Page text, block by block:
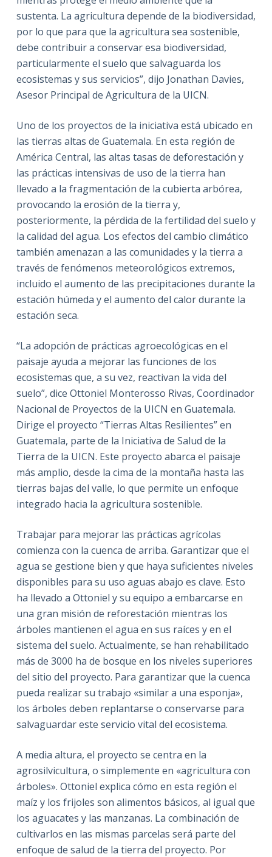
sustenta. La agricultura depende de la biodiversidad,
por lo que para que la agricultura sea sostenible,
debe contribuir a conservar esa biodiversidad,
particularmente el suelo que salvaguarda los
ecosistemas y sus servicios”, dijo Jonathan Davies,
Asesor Principal de Agricultura de la UICN.
Uno de los proyectos de la iniciativa está ubicado en
las tierras altas de Guatemala. En esta región de
América Central, las altas tasas de deforestación y
las prácticas intensivas de uso de la tierra han
llevado a la fragmentación de la cubierta arbórea,
provocando la erosión de la tierra y,
posteriormente, la pérdida de la fertilidad del suelo y
la calidad del agua. Los efectos del cambio climático
también amenazan a las comunidades y la tierra a
través de fenómenos meteorológicos extremos,
incluido el aumento de las precipitaciones durante la
estación húmeda y el aumento del calor durante la
estación seca.
“La adopción de prácticas agroecológicas en el
paisaje ayuda a mejorar las funciones de los
ecosistemas que, a su vez, reactivan la vida del
suelo”, dice Ottoniel Monterosso Rivas, Coordinador
Nacional de Proyectos de la UICN en Guatemala.
Dirige el proyecto “Tierras Altas Resilientes” en
Guatemala, parte de la Iniciativa de Salud de la
Tierra de la UICN. Este proyecto abarca el paisaje
más amplio, desde la cima de la montaña hasta las
tierras bajas del valle, lo que permite un enfoque
integrado hacia la agricultura sostenible.
Trabajar para mejorar las prácticas agrícolas
comienza con la cuenca de arriba. Garantizar que el
agua se gestione bien y que haya suficientes niveles
disponibles para su uso aguas abajo es clave. Esto
ha llevado a Ottoniel y su equipo a embarcarse en
una gran misión de reforestación mientras los
árboles mantienen el agua en sus raíces y en el
sistema del suelo. Actualmente, se han rehabilitado
más de 3000 ha de bosque en los niveles superiores
del sitio del proyecto. Para garantizar que la cuenca
pueda realizar su trabajo «similar a una esponja»,
los árboles deben replantarse o conservarse para
salvaguardar este servicio vital del ecosistema.
A media altura, el proyecto se centra en la
agrosilvicultura, o simplemente en «agricultura con
árboles». Ottoniel explica cómo en esta región el
maíz y los frijoles son alimentos básicos, al igual que
los aguacates y las manzanas. La combinación de
cultivarlos en las mismas parcelas será parte del
enfoque de salud de la tierra del proyecto. Por